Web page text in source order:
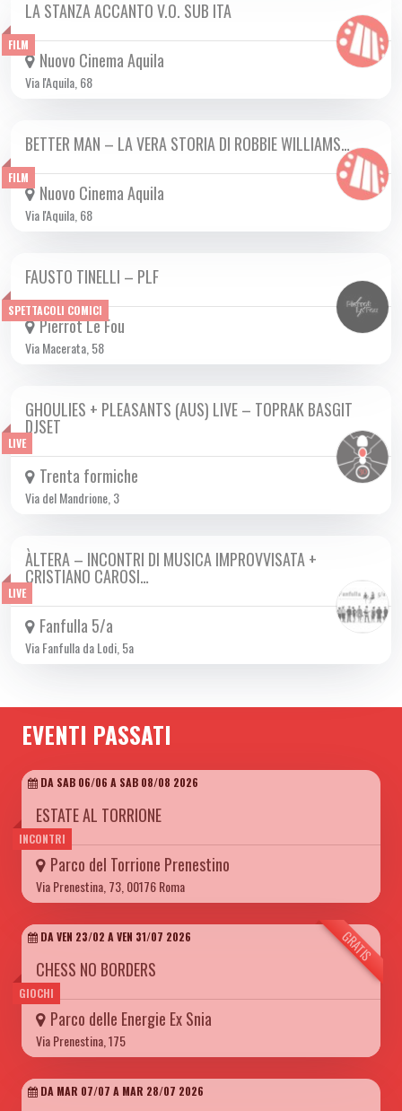
FILM
DA GIO 05/12 A MER 15/01 2025
LA STANZA ACCANTO V.O. SUB ITA
Nuovo Cinema Aquila
Via l'Aquila, 68
FILM
DA MER 01/01 A MER 15/01 2025
BETTER MAN – LA VERA STORIA DI ROBBIE WILLIAMS…
Nuovo Cinema Aquila
Via l'Aquila, 68
SPETTACOLI COMICI
MER 15/01 2025
FAUSTO TINELLI – PLF
Pierrot Le Fou
Via Macerata, 58
LIVE
MER 15/01 2025
GHOULIES + PLEASANTS (AUS) LIVE – TOPRAK BASGIT
DJSET
Trenta formiche
Via del Mandrione, 3
LIVE
MER 15/01 2025
ÀLTERA – INCONTRI DI MUSICA IMPROVVISATA +
CRISTIANO CAROSI…
Fanfulla 5/a
Via Fanfulla da Lodi, 5a
EVENTI PASSATI
INCONTRI
DA SAB 06/06 A SAB 08/08 2026
ESTATE AL TORRIONE
Parco del Torrione Prenestino
Via Prenestina, 73, 00176 Roma
GIOCHI
GRATIS
DA VEN 23/02 A VEN 31/07 2026
CHESS NO BORDERS
Parco delle Energie Ex Snia
Via Prenestina, 175
DA MAR 07/07 A MAR 28/07 2026